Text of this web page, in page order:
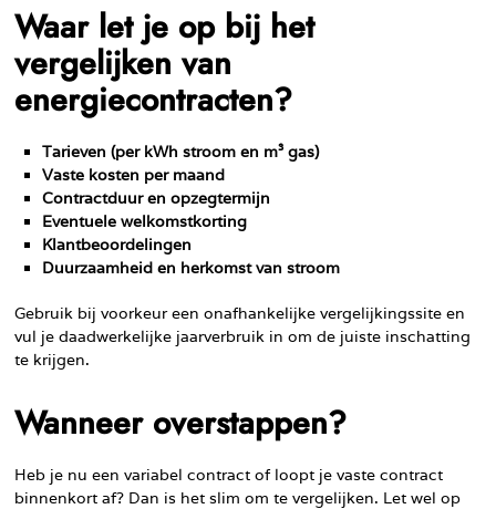
Waar let je op bij het
vergelijken van
energiecontracten?
Tarieven (per kWh stroom en m³ gas)
Vaste kosten per maand
Contractduur en opzegtermijn
Eventuele welkomstkorting
Klantbeoordelingen
Duurzaamheid en herkomst van stroom
Gebruik bij voorkeur een onafhankelijke vergelijkingssite en
vul je daadwerkelijke jaarverbruik in om de juiste inschatting
te krijgen.
Wanneer overstappen?
Heb je nu een variabel contract of loopt je vaste contract
binnenkort af? Dan is het slim om te vergelijken. Let wel op